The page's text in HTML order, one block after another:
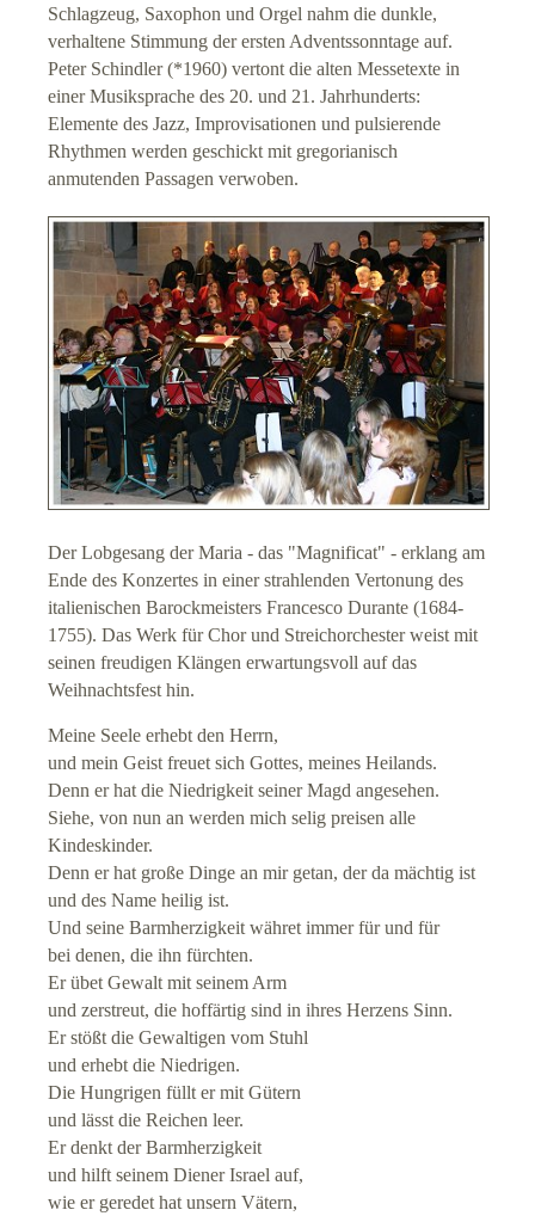
Sommerkino
Information für Musiker
Impressum
Datenschutz
Suche
Links
Schlagzeug, Saxophon und Orgel nahm die dunkle,
verhaltene Stimmung der ersten Adventssonntage auf.
Peter Schindler (*1960) vertont die alten Messetexte in
einer Musiksprache des 20. und 21. Jahrhunderts:
Elemente des Jazz, Improvisationen und pulsierende
Rhythmen werden geschickt mit gregorianisch
anmutenden Passagen verwoben.
Der Lobgesang der Maria - das "Magnificat" - erklang am
Ende des Konzertes in einer strahlenden Vertonung des
italienischen Barockmeisters Francesco Durante (1684-
1755). Das Werk für Chor und Streichorchester weist mit
seinen freudigen Klängen erwartungsvoll auf das
Weihnachtsfest hin.
Meine Seele erhebt den Herrn,
und mein Geist freuet sich Gottes, meines Heilands.
Denn er hat die Niedrigkeit seiner Magd angesehen.
Siehe, von nun an werden mich selig preisen alle
Kindeskinder.
Denn er hat große Dinge an mir getan, der da mächtig ist
und des Name heilig ist.
Und seine Barmherzigkeit währet immer für und für
bei denen, die ihn fürchten.
Er übet Gewalt mit seinem Arm
und zerstreut, die hoffärtig sind in ihres Herzens Sinn.
Er stößt die Gewaltigen vom Stuhl
und erhebt die Niedrigen.
Die Hungrigen füllt er mit Gütern
und lässt die Reichen leer.
Er denkt der Barmherzigkeit
und hilft seinem Diener Israel auf,
wie er geredet hat unsern Vätern,